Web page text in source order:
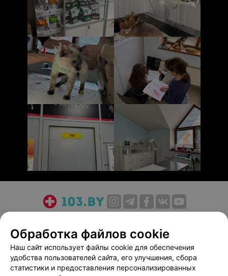
Медицинский маркетинг
Публичный договор
Пользовательское соглашение
Способы оплаты
Вакансии
Партнеры
Написать руководителю 103.by
Обработка файлов cookie
Наш сайт использует файлы cookie для обеспечения
удобства пользователей сайта, его улучшения, сбора
статистики и предоставления персонализированных